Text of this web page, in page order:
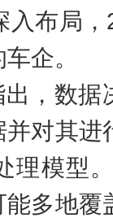
入布局
企。
，数
对其
理模型
多地